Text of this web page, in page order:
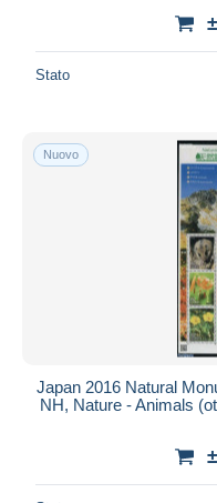
Stato
Nuovo
Japan 2016 Natural
NH, Nature - Animals